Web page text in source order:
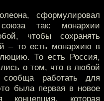
сформулировал
так: монархии
чтобы сохранять
– то есть монархию в
То есть Россия,
о том, что в любой
работать для
была первая в новое
концепция, которая